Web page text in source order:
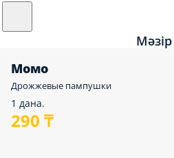
Мәзір
Момо
Дрожжевые пампушки
1 дана.
290 ₸